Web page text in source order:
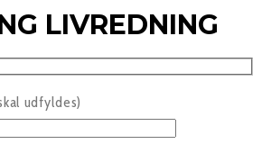
LIVREDNING
udfyldes)